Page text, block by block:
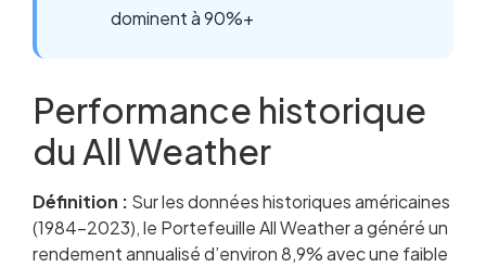
dominent à 90%+
Performance historique
du All Weather
Définition : Sur les données historiques américaines
(1984-2023), le Portefeuille All Weather a généré un
rendement annualisé d’environ 8,9% avec une faible